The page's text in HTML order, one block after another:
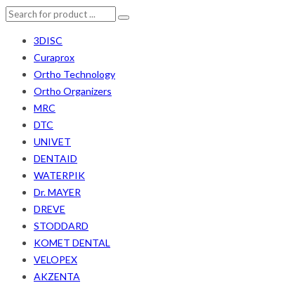
3DISC
Curaprox
Ortho Technology
Ortho Organizers
MRC
DTC
UNIVET
DENTAID
WATERPIK
Dr. MAYER
DREVE
STODDARD
KOMET DENTAL
VELOPEX
AKZENTA